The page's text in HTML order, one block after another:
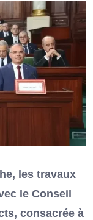
les travaux
le Conseil
consacrée à